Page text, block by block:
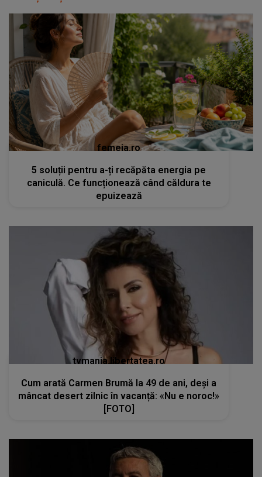
femeia.ro
5 soluții pentru a-ți recăpăta energia pe
caniculă. Ce funcționează când căldura te
epuizează
tvmania.libertatea.ro
Cum arată Carmen Brumă la 49 de ani, deși a
mâncat desert zilnic în vacanță: «Nu e noroc!»
[FOTO]